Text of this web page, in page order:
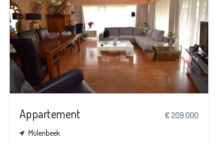
2 100 m²
Appartement
€ 209.000
Molenbeek